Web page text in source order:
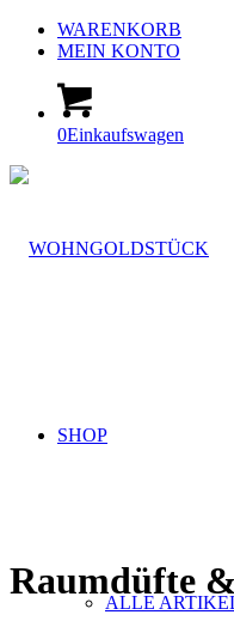
WARENKORB
MEIN KONTO
0Einkaufswagen
SHOP
ALLE
Raumdüfte